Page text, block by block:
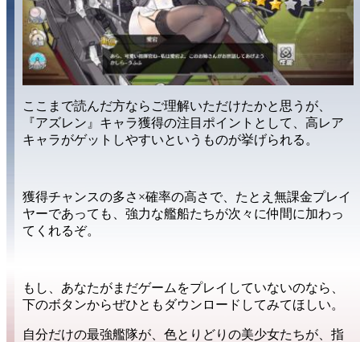
ここまで読んだ方ならご理解いただけたかと思うが、
『アズレン』キャラ獲得の注目ポイント として、 高レア
キャラがゲットしやすいというものが挙げられる。
獲得チャンスの多さ×確率の高さ で、たとえ無課金プレイ
ヤーであっても、強力な艦船たちが次々に仲間に加わっ
て くれるぞ。
もし、あなたがまだゲームをプレイしていないのなら、
下のボタンからぜひとも ダウンロード してみてほしい。
自分だけの最強艦隊が、色とりどりの美少女たちが、指